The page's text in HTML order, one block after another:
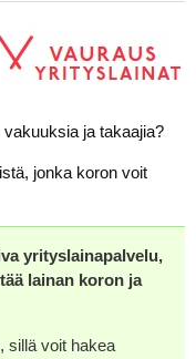
vakuuksia ja takaajia?
jonka koron voit
yrityslainapalvelu,
lainan koron ja
sillä voit hakea